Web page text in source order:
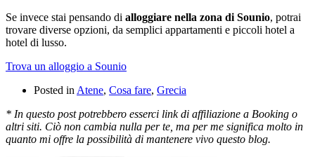
Se invece stai pensando di alloggiare nella zona di Sounio, potrai
trovare diverse opzioni, da semplici appartamenti e piccoli hotel a
hotel di lusso.
Trova un alloggio a Sounio
Posted in Atene, Cosa fare, Grecia
* In questo post potrebbero esserci link di affiliazione a Booking o
altri siti. Ciò non cambia nulla per te, ma per me significa molto in
quanto mi offre la possibilità di mantenere vivo questo blog.